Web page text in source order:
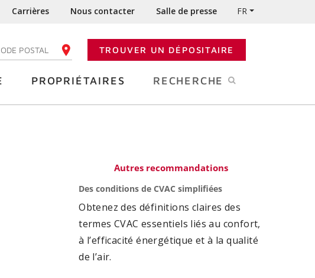
Carrières Nous contacter Salle de presse FR
VOTRE CODE POSTALTROUVER UN DÉPOSITAIRE
PROPRIÉTAIRES RECHERCHE
Autres recommandations
Des conditions de CVAC simplifiées
Obtenez des définitions claires des
termes CVAC essentiels liés au confort,
à l’efficacité énergétique et à la qualité
de l’air.